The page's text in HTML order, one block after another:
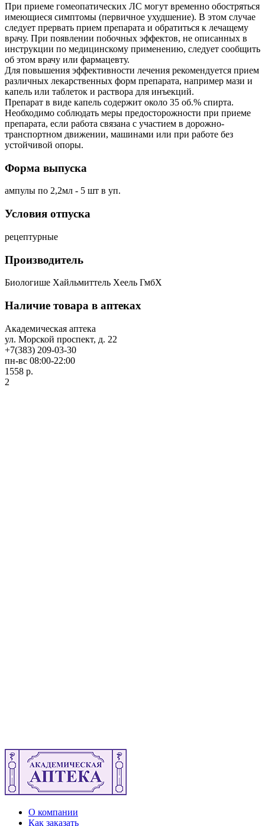
При приеме гомеопатических ЛС могут временно обостряться
имеющиеся симптомы (первичное ухудшение). В этом случае
следует прервать прием препарата и обратиться к лечащему
врачу. При появлении побочных эффектов, не описанных в
инструкции по медицинскому применению, следует сообщить
об этом врачу или фармацевту.
Для повышения эффективности лечения рекомендуется прием
различных лекарственных форм препарата, например мази и
капель или таблеток и раствора для инъекций.
Препарат в виде капель содержит около 35 об.% спирта.
Необходимо соблюдать меры предосторожности при приеме
препарата, если работа связана с участием в дорожно-
транспортном движении, машинами или при работе без
устойчивой опоры.
Форма выпуска
ампулы по 2,2мл - 5 шт в уп.
Условия отпуска
рецептурные
Производитель
Биологише Хайльмиттель Хеель ГмбХ
Наличие товара в аптеках
Академическая аптека
ул. Морской проспект, д. 22
+7(383) 209-03-30
пн-вс 08:00-22:00
1558 р.
2
О компании
Как заказать